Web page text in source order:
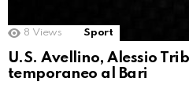
8 Views Sport
U.S. Avellino, Alessio
temporaneo al Bari